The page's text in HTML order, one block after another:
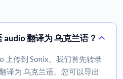
翻译为 乌克兰语？
上传到 Sonix。我们首先转录
译为 乌克兰语。您可以导出